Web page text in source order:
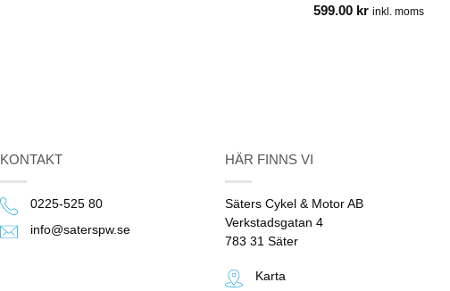
599.00 kr inkl. moms
KONTAKT
0225-525 80
info@saterspw.se
HÄR FINNS VI
Säters Cykel & Motor AB
Verkstadsgatan 4
783 31 Säter
Karta